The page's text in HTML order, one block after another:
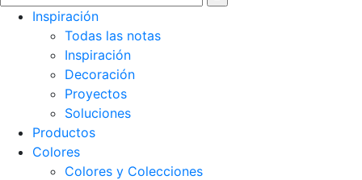
Inspiración
Todas las notas
Inspiración
Decoración
Proyectos
Soluciones
Productos
Colores
Colores y Colecciones